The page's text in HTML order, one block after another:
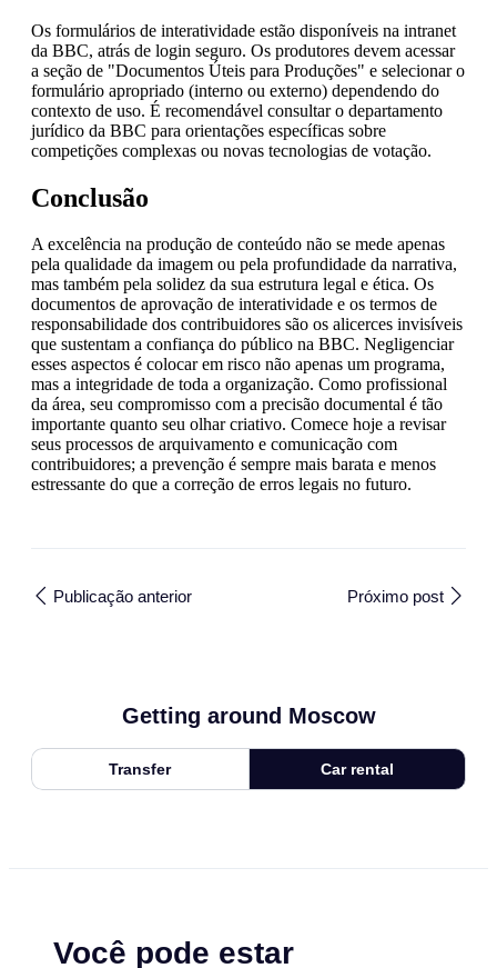
Os formulários de interatividade estão disponíveis na intranet
da BBC, atrás de login seguro. Os produtores devem acessar
a seção de "Documentos Úteis para Produções" e selecionar o
formulário apropriado (interno ou externo) dependendo do
contexto de uso. É recomendável consultar o departamento
jurídico da BBC para orientações específicas sobre
competições complexas ou novas tecnologias de votação.
Conclusão
A excelência na produção de conteúdo não se mede apenas
pela qualidade da imagem ou pela profundidade da narrativa,
mas também pela solidez da sua estrutura legal e ética. Os
documentos de aprovação de interatividade e os termos de
responsabilidade dos contribuidores são os alicerces invisíveis
que sustentam a confiança do público na BBC. Negligenciar
esses aspectos é colocar em risco não apenas um programa,
mas a integridade de toda a organização. Como profissional
da área, seu compromisso com a precisão documental é tão
importante quanto seu olhar criativo. Comece hoje a revisar
seus processos de arquivamento e comunicação com
contribuidores; a prevenção é sempre mais barata e menos
estressante do que a correção de erros legais no futuro.
Publicação anterior Próximo post
Getting around Moscow
Transfer Car rental
Você pode estar